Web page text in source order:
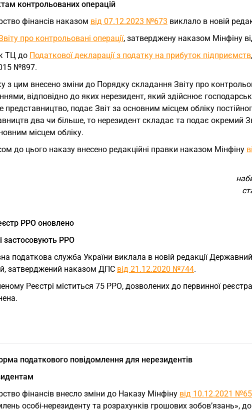
контрольованих операцій
фінансів наказом від 07.12.2023 №673 виклало в новій
про контрольовані операції, затверджену наказом Мінфіну
ТЦ до Податкової декларації з податку на прибуток підприємств
№897.
з цим внесено зміни до Порядку складання Звіту про
відповідно до яких нерезидент, який здійснює
представництво, подає Звіт за основним місцем обліку
два чи більше, то нерезидент складає та подає окремий
місцем обліку.
до цього наказу внесено редакційні правки наказом Мінфіну
РРО оновлено
застосовують РРО
податкова служба України виклала в новій редакції
затверджений наказом ДПС від 21.12.2020 №744.
Реєстрі міститься 75 РРО, дозволених до первинної
податкового повідомлення для нерезидентів
фінансів внесло зміни до Наказу Мінфіну від 10.12.2021
особі-нерезиденту та розрахунків грошових